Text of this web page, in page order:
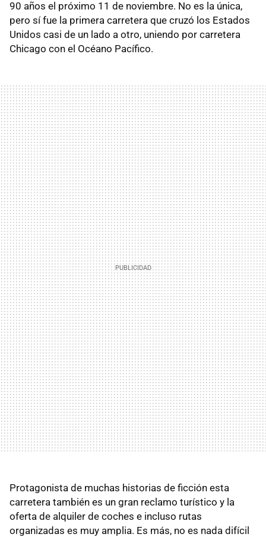
90 años el próximo 11 de noviembre. No es la única,
pero sí fue la primera carretera que cruzó los Estados
Unidos casi de un lado a otro, uniendo por carretera
Chicago con el Océano Pacífico.
Protagonista de muchas historias de ficción esta
carretera también es un gran reclamo turístico y la
oferta de alquiler de coches e incluso rutas
organizadas es muy amplia. Es más, no es nada difícil